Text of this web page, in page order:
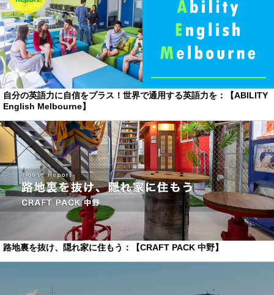
自分の英語力に自信をプラス！世界で通用する英語力を：【ABILITY
English Melbourne】
路地裏を抜け、隠れ家に住もう：【CRAFT PACK 中野】